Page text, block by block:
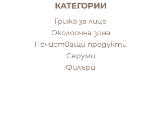
КАТЕГОРИИ
Грижа за лице
Околоочна зона
Почистващи продукти
Серуми
Филъри